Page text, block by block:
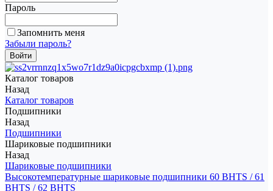
Пароль
Запомнить меня
Забыли пароль?
Каталог товаров
Назад
Каталог товаров
Подшипники
Назад
Подшипники
Шариковые подшипники
Назад
Шариковые подшипники
Высокотемпературные шариковые подшипники 60 BHTS / 61
BHTS / 62 BHTS